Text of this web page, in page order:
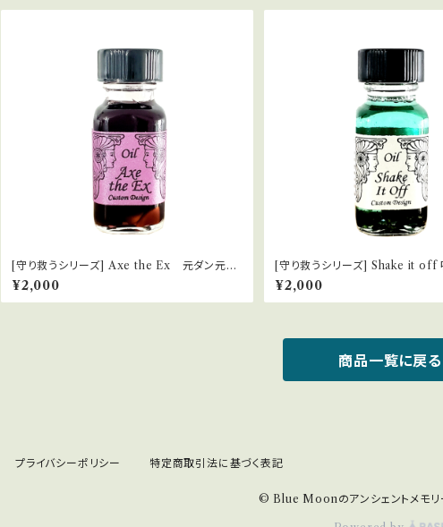
[守り救うシリーズ] Axe the Ex 元ダン元カ
ノの縁切り
¥2,000
[
¥2,000
商品一覧に戻る
プライバシーポリシー 特定商取引法に基づく表記
© Blue Moonのアンシェントメモリ